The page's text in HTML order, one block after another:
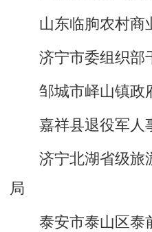
山东临朐农村商
济宁市委组织部
邹城市峄山镇政
嘉祥县退役军人
济宁北湖省级旅
局
泰安市泰山区泰